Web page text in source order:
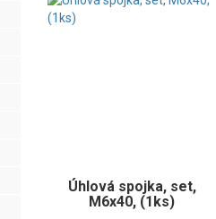
Úhlová spojka, set,
M6x40, (1ks)